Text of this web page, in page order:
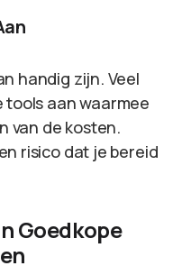
handig zijn. Veel
aan waarmee
van de kosten.
risico dat je bereid
Goedkope